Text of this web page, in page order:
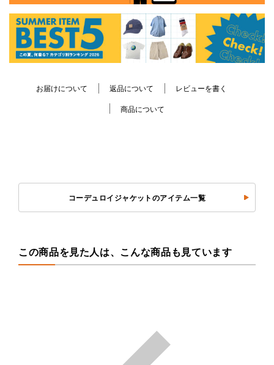
お届けについて 返品について レビューを書く
商品について
コーデュロイジャケットのアイテム一覧
この商品を見た人は、こんな商品も見ています